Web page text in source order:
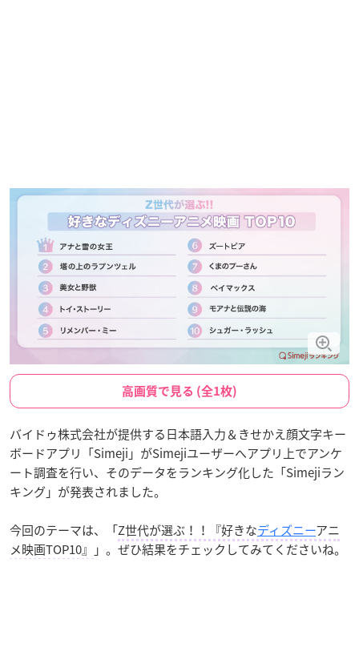
高画質で見る (全1枚)
バイドゥ株式会社が提供する日本語入力＆きせかえ顔文字キー
ボードアプリ「Simeji」がSimejiユーザーへアプリ上でアンケ
ート調査を行い、そのデータをランキング化した「Simejiラン
キング」が発表されました。
今回のテーマは、「Z世代が選ぶ！！『好きなディズニーアニ
メ映画TOP10』 」。ぜひ結果をチェックしてみてくださいね。